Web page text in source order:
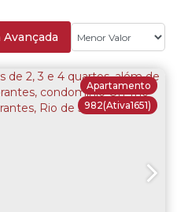
Avançada
982(Ativa1651)
Apartamento